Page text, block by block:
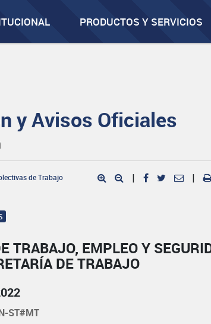
PRODUCTOS Y SERVICIOS
y Avisos Oficiales
de Trabajo
| |
TRABAJO, EMPLEO Y
DE TRABAJO
ST#MT